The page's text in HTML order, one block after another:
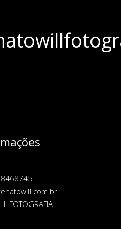
FOTOGRAFIA